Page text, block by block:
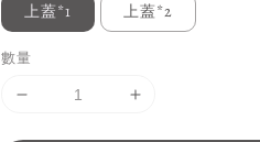
上蓋*1 上蓋*2
數量